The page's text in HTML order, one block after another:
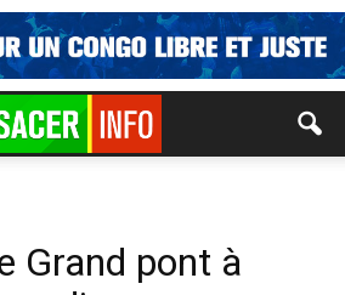
Grand pont à